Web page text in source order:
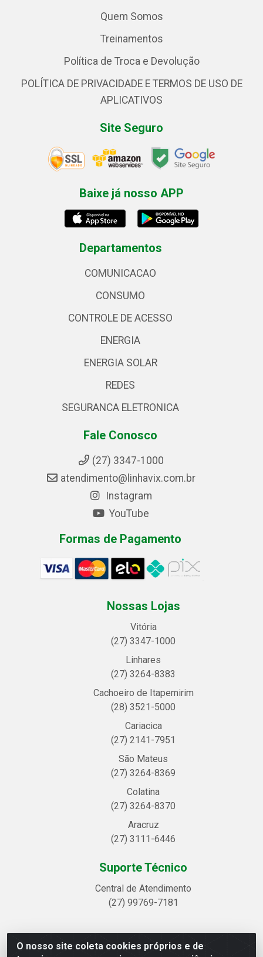
O nosso site coleta cookies próprios e de
Quem Somos
Treinamentos
Política de Troca e Devolução
POLÍTICA DE PRIVACIDADE E TERMOS DE USO DE
APLICATIVOS
Site Seguro
Baixe já nosso APP
Departamentos
COMUNICACAO
CONSUMO
CONTROLE DE ACESSO
ENERGIA
ENERGIA SOLAR
REDES
SEGURANCA ELETRONICA
Fale Conosco
(27) 3347-1000
atendimento@linhavix.com.br
Instagram
YouTube
Formas de Pagamento
Nossas Lojas
Vitória
(27) 3347-1000
Linhares
(27) 3264-8383
Cachoeiro de Itapemirim
(28) 3521-5000
Cariacica
(27) 2141-7951
São Mateus
(27) 3264-8369
Colatina
(27) 3264-8370
Aracruz
(27) 3111-6446
Suporte Técnico
Central de Atendimento
(27) 99769-7181
Linhavix Distribuidora LTDA - Avenida Alegre, 2521 -